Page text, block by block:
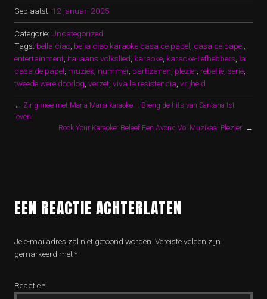
Geplaatst: 12 januari 2025
Categorie: Uncategorized
Tags: bella ciao bella ciao karaoke casa de papel casa de papel
entertainment italiaans volkslied karaoke karaoke-liefhebbers la
casa de papel muziek nummer, partizanen plezier, rebellie serie
tweede wereldoorlog verzet viva la resistencia vrijheid
← Zing mee met Maria Maria karaoke – Breng de hits van Santana tot
leven!
Rock Your Karaoke: Beleef Een Avond Vol Muzikaal Plezier! →
EEN REACTIE ACHTERLATEN
Je e-mailadres zal niet getoond worden. Vereiste velden zijn
gemarkeerd met*
Reactie*